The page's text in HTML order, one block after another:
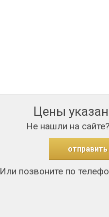
Цены
Не нашли на
Или позвоните по